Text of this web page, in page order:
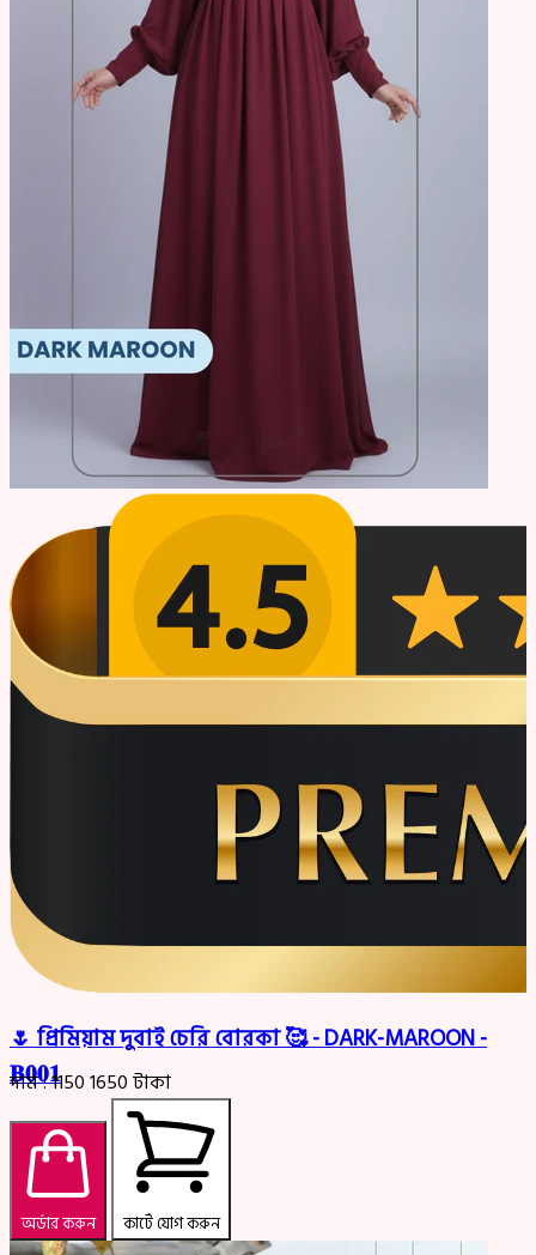
🌷 প্রিমিয়াম দুবাই চেরি বোরকা 🥰 - DARK-MAROON -
𝐁𝟎𝟎𝟏
দাম :11501650টাকা
অর্ডার করুন কার্টে যোগ করুন